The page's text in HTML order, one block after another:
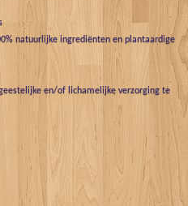
natuurlijke ingrediënten en plantaardige
en/of lichamelijke verzorging te